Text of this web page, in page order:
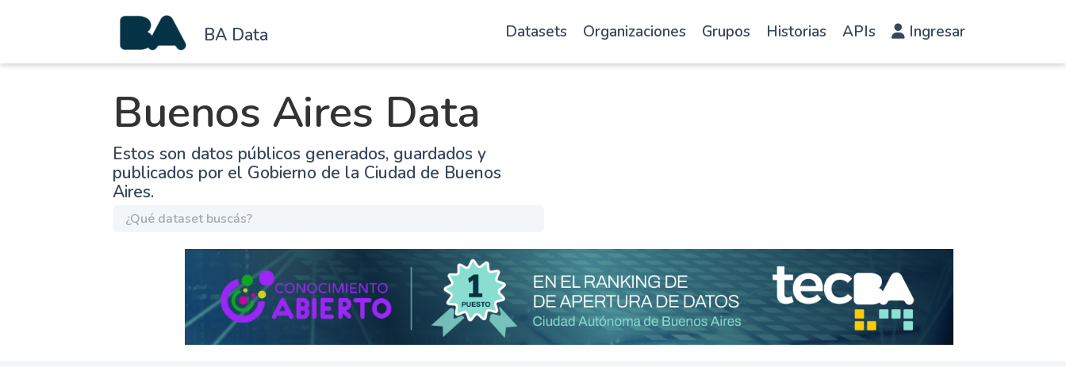
BA Data Datasets Organizaciones Grupos Historias APIs Ingresar
Buenos Aires Data
Estos son datos públicos generados, guardados y
publicados por el Gobierno de la Ciudad de Buenos
Aires.